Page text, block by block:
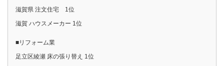
滋賀県 注文住宅 1位
滋賀 ハウスメーカー 1位
■リフォーム業
足立区綾瀬 床の張り替え 1位